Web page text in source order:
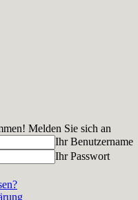
Melden Sie sich an
Ihr Benutzername
Ihr Passwort